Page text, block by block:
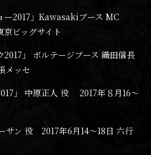
ー2017」Kawasakiブース MC
京ビッグサイト
」 ボルテージブース 織田信長
メッセ
」 中原正人 役 2017年８月16〜
ン 役 2017年6月14〜18日 六行